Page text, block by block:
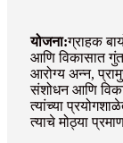
योजना:ग्राहक
आणि विकासात
आरोग्य अन्न,
संशोधन आणि
त्यांच्या
त्याचे मोठ्या